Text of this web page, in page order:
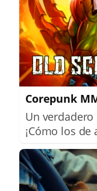
Corepunk
Un verdadero
¡Cómo los